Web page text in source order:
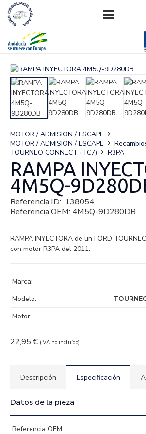
MOTOR / ADMISION / ESCAPE
MOTOR / ADMISION / ESCAPE
TOURNEO CONNECT (TC7)
R3PA
RAMPA
4M5Q-
Referencia ID: 138054
Referencia OEM: 4M5Q-9D280DB
RAMPA INYECTORA de un FORD
con motor R3PA del 2011.
22,95 € (IVA no incluído)
Marca:
Modelo:
Motor:
Descripción Especificación
Datos de la pieza
Referencia OEM: